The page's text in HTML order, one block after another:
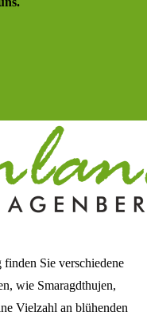
Sie verschiedene
wie Smaragdthujen,
Vielzahl an blühenden